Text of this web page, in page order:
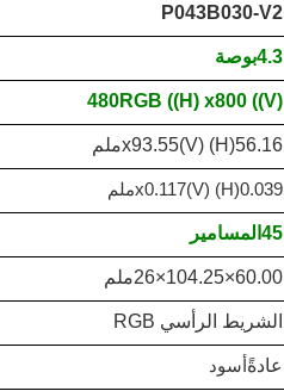
P043B030-V2
4.3بوصة
480RGB ((H) x800 ((V)
56.16
(H) x
93.55(V) ملم
0.039
(H) x
0.117(V) ملم
45 المسامير
60.00×104.25×26 ملم
الشريط الرأسي RGB
عادةً أسود